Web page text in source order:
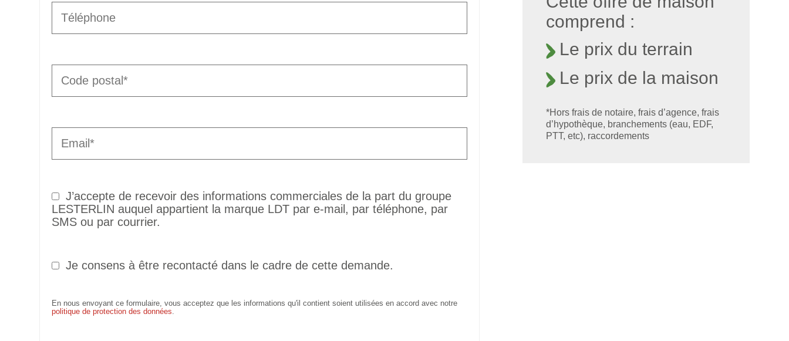
J’accepte de recevoir des informations commerciales de la part du groupe
LESTERLIN auquel appartient la marque LDT par e-mail, par téléphone, par
SMS ou par courrier.
Je consens à être recontacté dans le cadre de cette demande.
En nous envoyant ce formulaire, vous acceptez que les informations qu'il contient soient utilisées en accord avec notre
politique de protection des données.
comprend :
Le prix du terrain
Le prix de la maison
*Hors frais de notaire, frais d’agence, frais
d’hypothèque, branchements (eau, EDF,
PTT, etc), raccordements